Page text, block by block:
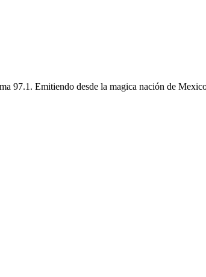
97.1. Emitiendo desde la magica nación de